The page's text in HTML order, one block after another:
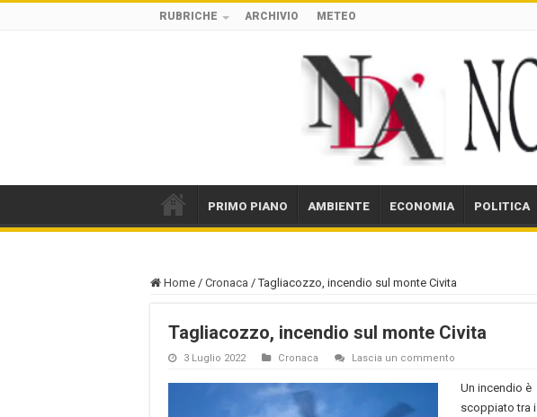
RUBRICHE ARCHIVIO METEO
PRIMO PIANO AMBIENTE ECONOMIA POLITICA
Home / Cronaca / Tagliacozzo, incendio sul monte Civita
Tagliacozzo, incendio sul monte Civita
3 Luglio 2022 Cronaca Lascia un commento
Un incendio è
scoppiato tra i